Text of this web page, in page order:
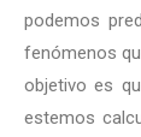
podemos
fenómenos
objetivo es
estemos